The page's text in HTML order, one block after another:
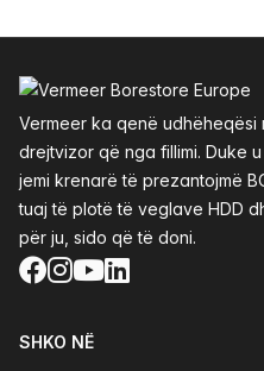
Vermeer ka qenë udhëheqësi
drejtvizor që nga fillimi. Duke
jemi krenarë të prezantojmë
tuaj të plotë të veglave HDD
për ju, sido që të doni.
Facebook
Instagram
YouTube
LinkedIn
SHKO NË